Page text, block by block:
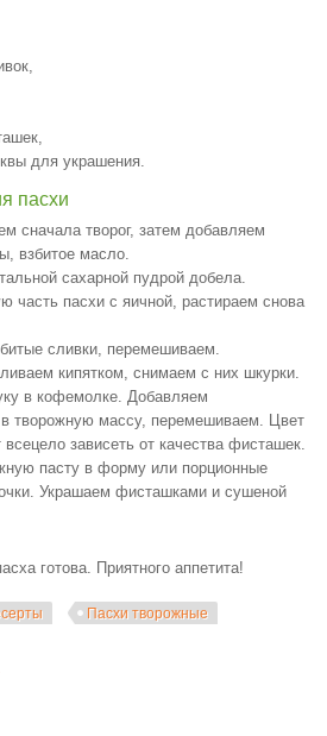
для украшения.
пасхи
сначала творог, затем добавляем
взбитое масло.
сахарной пудрой добела.
часть пасхи с яичной, растираем снова
сливки, перемешиваем.
кипятком, снимаем с них шкурки.
в кофемолке. Добавляем
творожную массу, перемешиваем. Цвет
зависеть от качества фисташек.
пасту в форму или порционные
Украшаем фисташками и сушеной
готова. Приятного аппетита!
Пасхи творожные